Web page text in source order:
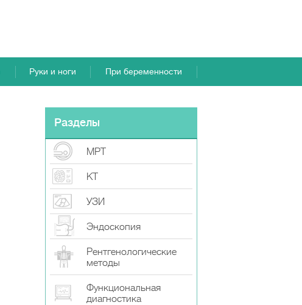
Руки и ноги При беременности
Разделы
МРТ
КТ
УЗИ
Эндоскопия
Рентгенологические
методы
Функциональная
диагностика